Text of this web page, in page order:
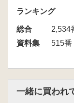
について一
報告� 堀口
て」
報告� 慮永九
期)の国内城
基調報告2
ランキング
総合
2,534
資料集
515番
一緒に買われ